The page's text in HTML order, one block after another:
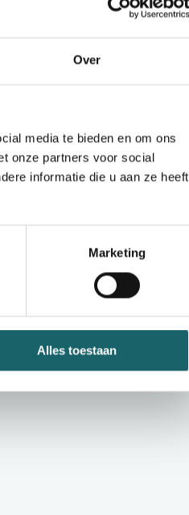
Over
media te bieden en om ons
onze partners voor social
informatie die u aan ze heeft
Marketing
Alles toestaan